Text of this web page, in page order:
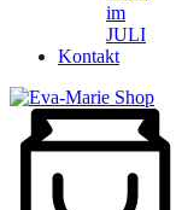
im
JULI
Kontakt